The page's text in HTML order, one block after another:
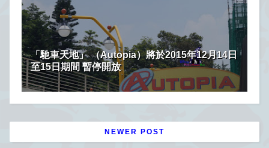
「馳車天地」 （Autopia）將於2015年12月14日
至15日期間 暫停開放
NEWER POST